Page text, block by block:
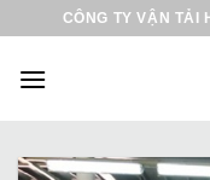
CÔNG TY VẬN TẢI